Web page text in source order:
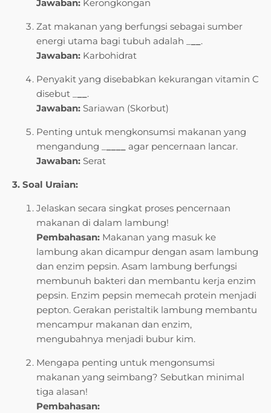
Jawaban: Kerongkongan
Zat makanan yang berfungsi sebagai sumber
energi utama bagi tubuh adalah _
.
Jawaban: Karbohidrat
Penyakit yang disebabkan kekurangan vitamin C
disebut _
.
Jawaban: Sariawan (Skorbut)
Penting untuk mengkonsumsi makanan yang
mengandung _
agar pencernaan lancar.
Jawaban: Serat
3. Soal Uraian:
Jelaskan secara singkat proses pencernaan
makanan di dalam lambung!
Pembahasan: Makanan yang masuk ke
lambung akan dicampur dengan asam lambung
dan enzim pepsin. Asam lambung berfungsi
membunuh bakteri dan membantu kerja enzim
pepsin. Enzim pepsin memecah protein menjadi
pepton. Gerakan peristaltik lambung membantu
mencampur makanan dan enzim,
mengubahnya menjadi bubur kim.
Mengapa penting untuk mengonsumsi
makanan yang seimbang? Sebutkan minimal
tiga alasan!
Pembahasan: